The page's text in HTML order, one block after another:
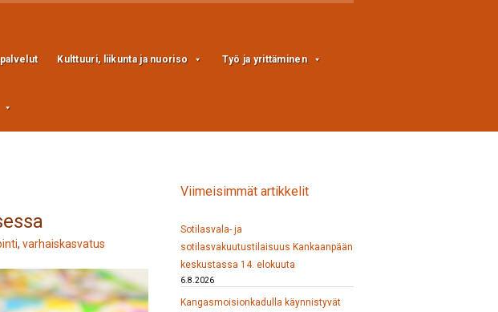
Kulttuuri, liikunta ja nuoriso Työ ja yrittäminen
, varhaiskasvatus
Viimeisimmät artikkelit
Sotilasvala- ja
sotilasvakuutustilaisuus Kankaanpään
keskustassa 14. elokuuta
6.8.2026
Kangasmoisionkadulla käynnistyvät